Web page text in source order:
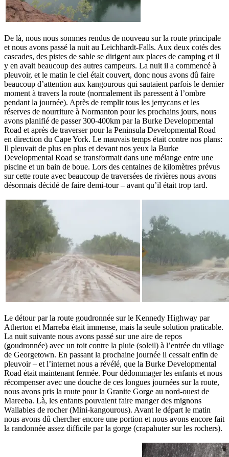
De là, nous nous sommes rendus de nouveau sur la route principale
et nous avons passé la nuit au Leichhardt-Falls. Aux deux cotés des
cascades, des pistes de sable se dirigent aux places de camping et il
y en avait beaucoup des autres campeurs. La nuit il a commencé à
pleuvoir, et le matin le ciel était couvert, donc nous avons dû faire
beaucoup d’attention aux kangourous qui sautaient parfois le dernier
moment à travers la route (normalement ils paressent à l’ombre
pendant la journée). Après de remplir tous les jerrycans et les
réserves de nourriture à Normanton pour les prochains jours, nous
avons planifié de passer 300-400km par la Burke Developmental
Road et après de traverser pour la Peninsula Developmental Road
en direction du Cape York. Le mauvais temps était contre nos plans:
Il pleuvait de plus en plus et devant nos yeux la Burke
Developmental Road se transformait dans une mélange entre une
piscine et un bain de boue. Lors des centaines de kilomètres prévus
sur cette route avec beaucoup de traversées de rivières nous avons
désormais décidé de faire demi-tour – avant qu’il était trop tard.
Le détour par la route goudronnée sur le Kennedy Highway par
Atherton et Marreba était immense, mais la seule solution praticable.
La nuit suivante nous avons passé sur une aire de repos
(goudronnée) avec un toit contre la pluie (soleil) à l’entrée du village
de Georgetown. En passant la prochaine journée il cessait enfin de
pleuvoir – et l’internet nous a révélé, que la Burke Developmental
Road était maintenant fermée. Pour dédommager les enfants et nous
récompenser avec une douche de ces longues journées sur la route,
nous avons pris la route pour la Granite Gorge au nord-ouest de
Mareeba. Là, les enfants pouvaient faire manger des mignons
Wallabies de rocher (Mini-kangourous). Avant le départ le matin
nous avons dû chercher encore une portion et nous avons encore fait
la randonnée assez difficile par la gorge (crapahuter sur les rochers).